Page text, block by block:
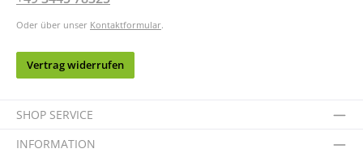
Oder über unser Kontaktformular.
Vertrag widerrufen
SHOP SERVICE
INFORMATION